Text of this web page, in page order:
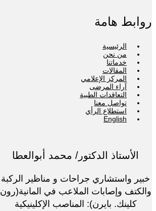
روابط هامة
الرئيسية
من نحن
خدماتنا
المقالات
المركز الإعلامي
آراء المرضى
التعاقدات الطبية
تواصل معنا
استطلاع الرأي
English
الأستاذ الدكتور/ محمد أبوالعطا
خبير واستشاري جراحات و مناظير الركبة
والكتف وإصابات الملاعب في المانية(رون
كلينك. بايرن): المناصب الإكلينيكية